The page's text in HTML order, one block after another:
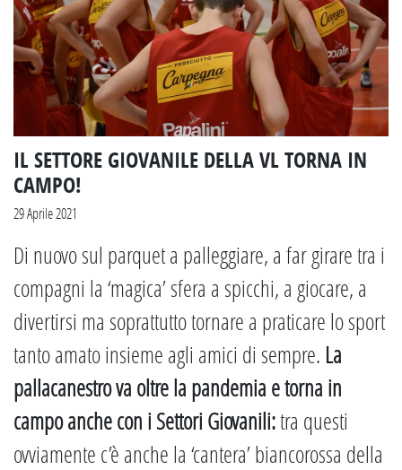
IL SETTORE GIOVANILE DELLA VL TORNA IN
CAMPO!
29 Aprile 2021
Di nuovo sul parquet a palleggiare, a far girare tra i
compagni la ‘magica’ sfera a spicchi, a giocare, a
divertirsi ma soprattutto tornare a praticare lo sport
tanto amato insieme agli amici di sempre. La
pallacanestro va oltre la pandemia e torna in
campo anche con i Settori Giovanili:tra questi
ovviamente c’è anche la ‘cantera’ biancorossa della